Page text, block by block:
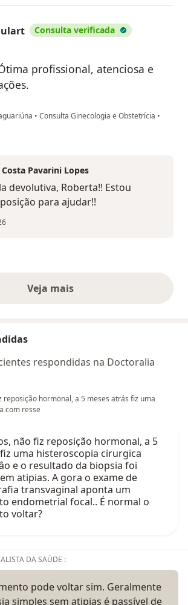
Consulta verificada
profissional, atenciosa e
• Consulta Ginecologia e Obstetrícia •
Roberta Goulart
Pavarini Lopes
devolutiva, Roberta!! Estou
para ajudar!!
Veja maisopiniões acima
respondidas na Doctoralia
reposição hormonal, a 5 meses atrás fiz uma
com resse
não fiz reposição hormonal, a 5
uma histeroscopia cirurgica
e o resultado da biopsia foi
atipias. A gora o exame de
transvaginal aponta um
endometrial focal.. É normal o
voltar?
DA SAÚDE :
pode voltar sim. Geralmente
simples sem atipias é passível de